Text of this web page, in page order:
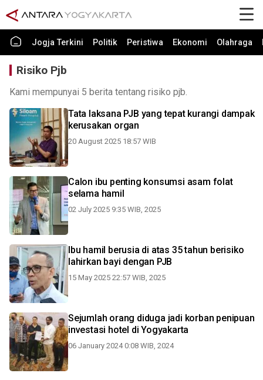
Jogja Terkini Politik Peristiwa Ekonomi Olahraga
Risiko Pjb
Kami mempunyai 5 berita tentang risiko pjb.
Tata laksana PJB yang tepat kurangi dampak
kerusakan organ
20 August 2025 18:57 WIB
Calon ibu penting konsumsi asam folat
selama hamil
02 July 2025 9:35 WIB, 2025
Ibu hamil berusia di atas 35 tahun berisiko
lahirkan bayi dengan PJB
15 May 2025 22:57 WIB, 2025
Sejumlah orang diduga jadi korban penipuan
investasi hotel di Yogyakarta
06 January 2024 0:08 WIB, 2024